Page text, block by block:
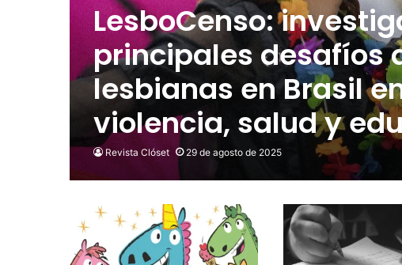
LesboCenso:
principales desafíos
lesbianas en Brasil
violencia, salud y
Revista Clóset 29 de agosto de 2025